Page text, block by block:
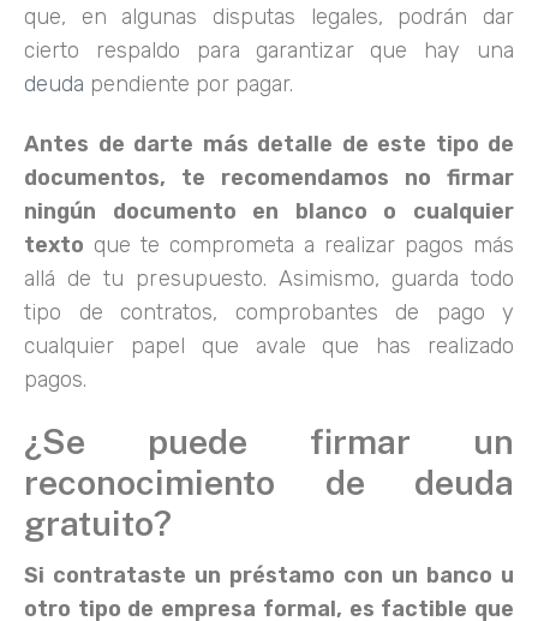
que, en algunas disputas legales, podrán dar
cierto respaldo para garantizar que hay una
deuda pendiente por pagar.
Antes de darte más detalle de este tipo de
documentos, te recomendamos no firmar
ningún documento en blanco o cualquier
texto que te comprometa a realizar pagos más
allá de tu presupuesto. Asimismo, guarda todo
tipo de contratos, comprobantes de pago y
cualquier papel que avale que has realizado
pagos.
¿Se puede firmar un
reconocimiento de deuda
gratuito?
Si contrataste un préstamo con un banco u
otro tipo de empresa formal, es factible que